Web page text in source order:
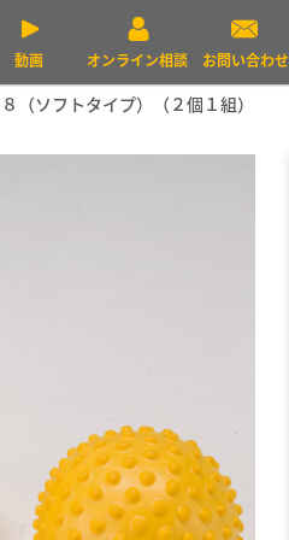
動画 オンライン相談 お問い合わせ
（ソフトタイプ）（２個１組）